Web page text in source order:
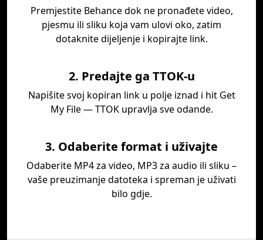
Premjestite Behance dok ne pronađete video,
pjesmu ili sliku koja vam ulovi oko, zatim
dotaknite dijeljenje i kopirajte link.
2. Predajte ga TTOK-u
Napišite svoj kopiran link u polje iznad i hit Get
My File — TTOK upravlja sve odande.
3. Odaberite format i uživajte
Odaberite MP4 za video, MP3 za audio ili sliku –
vaše preuzimanje datoteka i spreman je uživati
bilo gdje.